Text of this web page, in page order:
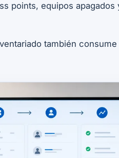
points, equipos
también